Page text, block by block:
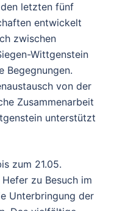
letzten fünf
entwickelt
zwischen
Wittgenstein
Begegnungen.
von der
Zusammenarbeit
unterstützt
zum 21.05.
zu Besuch im
Unterbringung der